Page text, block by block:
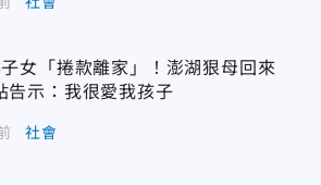
女「捲款離家」！澎湖狠母回來
告示：我很愛我孩子
社會